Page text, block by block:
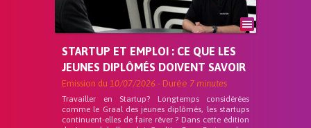
STARTUP ET EMPLOI : CE QUE LES
JEUNES DIPLÔMÉS DOIVENT SAVOIR
Emission du 10/07/2026 - Durée 7 minutes
Travailler en Startup? Longtemps considérées
comme le Graal des jeunes diplômés, les startups
continuent-elles de faire rêver ? Dans cette édition